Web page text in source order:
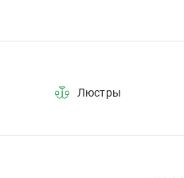
Люстры